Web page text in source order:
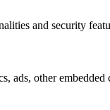
and security
other embedded